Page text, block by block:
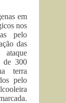
em
nos
pelo
das
de 300
terra
pelo